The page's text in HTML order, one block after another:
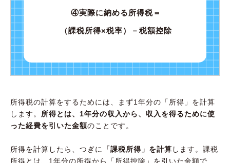
④実際に納める所得税＝
（課税所得×税率）－税額控除
所得税の計算をするためには、まず1年分の「所得」を計算
します。 所得とは、1年分の収入から、収入を得るために使
った経費を引いた金額のことです。
所得を計算したら、つぎに 「課税所得」を計算 します。課税
所得とは、1年分の所得から「所得控除」を引いた金額で